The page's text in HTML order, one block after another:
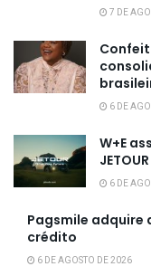
7 DE
6 DE
W+E
6 DE
Pagsmile adquire
crédito
6 DE AGOSTO DE 2026